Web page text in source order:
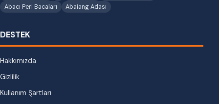
Abacı Peri Bacaları
Abaiang Adası
DESTEK
Hakkımızda
Gizlilik
Kullanım Şartları